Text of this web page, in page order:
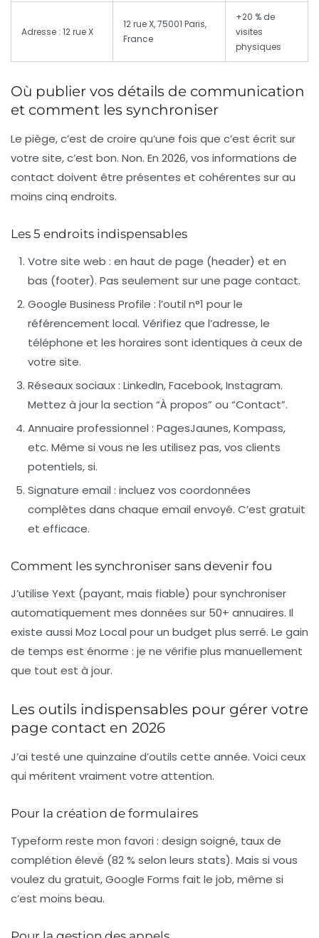
Adresse : 12 rue X
12 rue X, 75001 Paris,
France
+20 % de
visites
physiques
Où publier vos détails de communication
et comment les synchroniser
Le piège, c’est de croire qu’une fois que c’est écrit sur
votre site, c’est bon. Non. En 2026, vos informations de
contact doivent être présentes et cohérentes sur au
moins cinq endroits.
Les 5 endroits indispensables
Votre site web : en haut de page (header) et en
bas (footer). Pas seulement sur une page contact.
Google Business Profile : l’outil n°1 pour le
référencement local. Vérifiez que l’adresse, le
téléphone et les horaires sont identiques à ceux de
votre site.
Réseaux sociaux: LinkedIn, Facebook, Instagram.
Mettez à jour la section “À propos” ou “Contact”.
Annuaire professionnel : PagesJaunes, Kompass,
etc. Même si vous ne les utilisez pas, vos clients
potentiels, si.
Signature email : incluez vos coordonnées
complètes dans chaque email envoyé. C’est gratuit
et efficace.
Comment les synchroniser sans devenir fou
J’utilise Yext (payant, mais fiable) pour synchroniser
automatiquement mes données sur 50+ annuaires. Il
existe aussi Moz Local pour un budget plus serré. Le gain
de temps est énorme : je ne vérifie plus manuellement
que tout est à jour.
Les outils indispensables pour gérer votre
page contact en 2026
J’ai testé une quinzaine d’outils cette année. Voici ceux
qui méritent vraiment votre attention.
Pour la création de formulaires
Typeform reste mon favori : design soigné, taux de
complétion élevé (82 % selon leurs stats). Mais si vous
voulez du gratuit,Google Forms fait le job, même si
c’est moins beau.